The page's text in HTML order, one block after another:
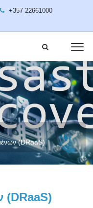
+357 22661000
(DRaaS)
(DRaaS)